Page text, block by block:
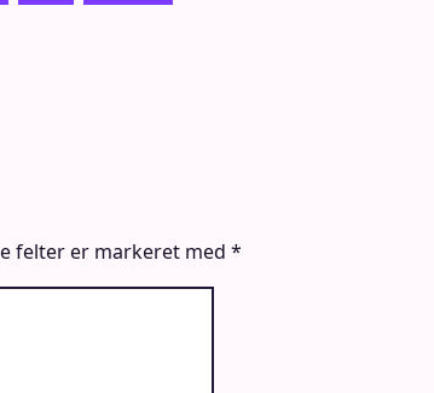
felter er markeret med *